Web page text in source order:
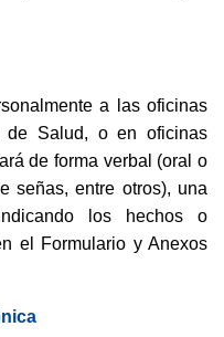
a las oficinas
de Salud, o en oficinas
de forma verbal (oral o
señas, entre otros), una
los hechos o
el Formulario y Anexos